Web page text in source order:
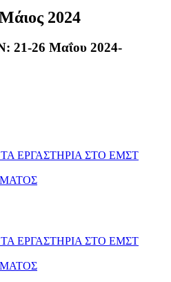
2024
26 Μαΐου 2024-
ΕΡΓΑΣΤΗΡΙΑ ΣΤΟ ΕΜΣΤ
ΕΡΓΑΣΤΗΡΙΑ ΣΤΟ ΕΜΣΤ